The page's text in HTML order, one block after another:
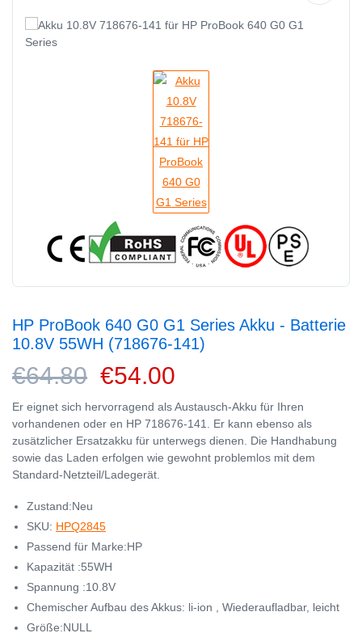
HP ProBook 640 G0 G1 Series Akku - Batterie
10.8V 55WH (718676-141)
€64.80 €54.00
Er eignet sich hervorragend als Austausch-Akku für Ihren
vorhandenen oder en HP 718676-141. Er kann ebenso als
zusätzlicher Ersatzakku für unterwegs dienen. Die Handhabung
sowie das Laden erfolgen wie gewohnt problemlos mit dem
Standard-Netzteil/Ladegerät.
Zustand:Neu
SKU: HPQ2845
Passend für Marke:HP
Kapazität :55WH
Spannung :10.8V
Chemischer Aufbau des Akkus: li-ion , Wiederaufladbar, leicht
Größe:NULL